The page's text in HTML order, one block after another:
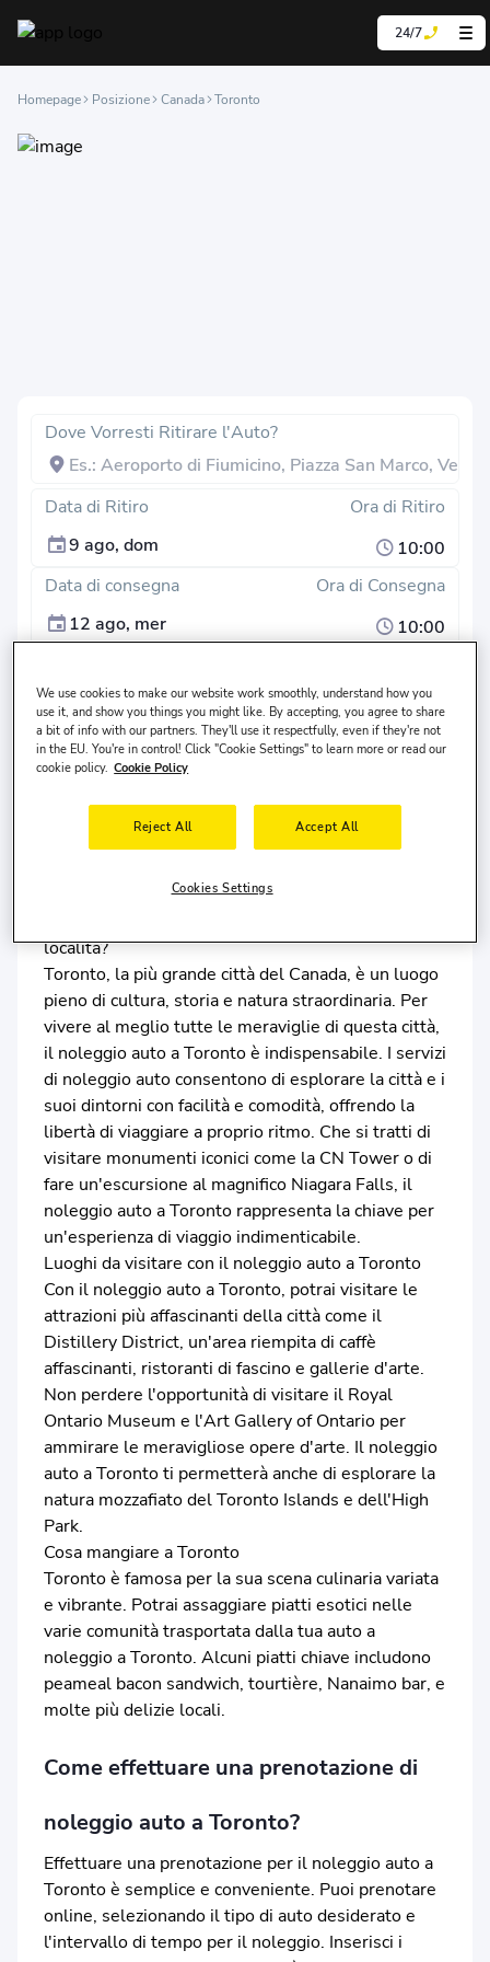
24/7
Homepage Posizione Canada Toronto
Dove Vorresti Ritirare l'Auto?
Data di Ritiro
9 ago, dom
Ora di Ritiro
10:00
Data di consegna
12 ago, mer
Ora di Consegna
10:00
Luogo di riconsegna diverso?
Il conducente vive inStati Unitied ha30-65anni.
Noleggio Auto a Toronto
località?
Toronto, la più grande città del Canada, è un luogo
pieno di cultura, storia e natura straordinaria. Per
vivere al meglio tutte le meraviglie di questa città,
il noleggio auto a Toronto è indispensabile. I servizi
di noleggio auto consentono di esplorare la città e i
suoi dintorni con facilità e comodità, offrendo la
libertà di viaggiare a proprio ritmo. Che si tratti di
visitare monumenti iconici come la CN Tower o di
fare un'escursione al magnifico Niagara Falls, il
noleggio auto a Toronto rappresenta la chiave per
un'esperienza di viaggio indimenticabile.
Luoghi da visitare con il noleggio auto a Toronto
Con il noleggio auto a Toronto, potrai visitare le
attrazioni più affascinanti della città come il
Distillery District, un'area riempita di caffè
affascinanti, ristoranti di fascino e gallerie d'arte.
Non perdere l'opportunità di visitare il Royal
Ontario Museum e l'Art Gallery of Ontario per
ammirare le meravigliose opere d'arte. Il noleggio
auto a Toronto ti permetterà anche di esplorare la
natura mozzafiato del Toronto Islands e dell'High
Park.
Cosa mangiare a Toronto
Toronto è famosa per la sua scena culinaria variata
e vibrante. Potrai assaggiare piatti esotici nelle
varie comunità trasportata dalla tua auto a
noleggio a Toronto. Alcuni piatti chiave includono
peameal bacon sandwich, tourtière, Nanaimo bar, e
molte più delizie locali.
Come effettuare una prenotazione di
noleggio auto a Toronto?
Effettuare una prenotazione per il noleggio auto a
Toronto è semplice e conveniente. Puoi prenotare
online, selezionando il tipo di auto desiderato e
l'intervallo di tempo per il noleggio. Inserisci i
We use cookies to make our website work smoothly, understand how you
use it, and show you things you might like. By accepting, you agree to share
a bit of info with our partners. They'll use it respectfully, even if they're not
in the EU. You're in control! Click "Cookie Settings" to learn more or read our
cookie policy. Cookie Policy
Reject All Accept All
Cookies Settings